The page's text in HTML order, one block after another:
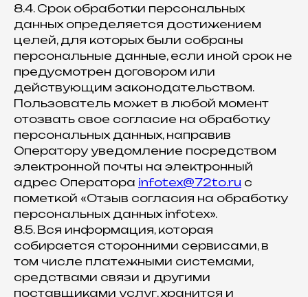
8.4. Срок обработки персональных
данных определяется достижением
целей, для которых были собраны
персональные данные, если иной срок не
предусмотрен договором или
действующим законодательством.
Пользователь может в любой момент
отозвать свое согласие на обработку
персональных данных, направив
Оператору уведомление посредством
электронной почты на электронный
адрес Оператора infotex@72to.ru с
пометкой «Отзыв согласия на обработку
персональных данных infotex».
8.5. Вся информация, которая
собирается сторонними сервисами, в
том числе платежными системами,
средствами связи и другими
поставщиками услуг, хранится и